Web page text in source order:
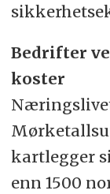
Bedrifter
koster
kartlegger
enn 1500